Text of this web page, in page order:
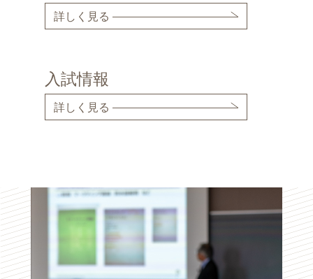
詳しく見る
入試情報
詳しく見る